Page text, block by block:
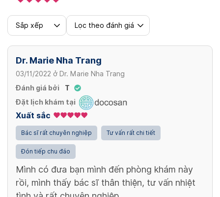
Sắp xếp Lọc theo đánh giá
Dr. Marie Nha Trang
03/11/2022 ở Dr. Marie Nha Trang
Đánh giá bởi
T
Đặt lịch khám tại
Xuất sắc
Bác sĩ rất chuyên nghiệp Tư vấn rất chi tiết
Đón tiếp chu đáo
Mình có đưa bạn mình đến phòng khám này
rồi, mình thấy bác sĩ thân thiện, tư vấn nhiệt